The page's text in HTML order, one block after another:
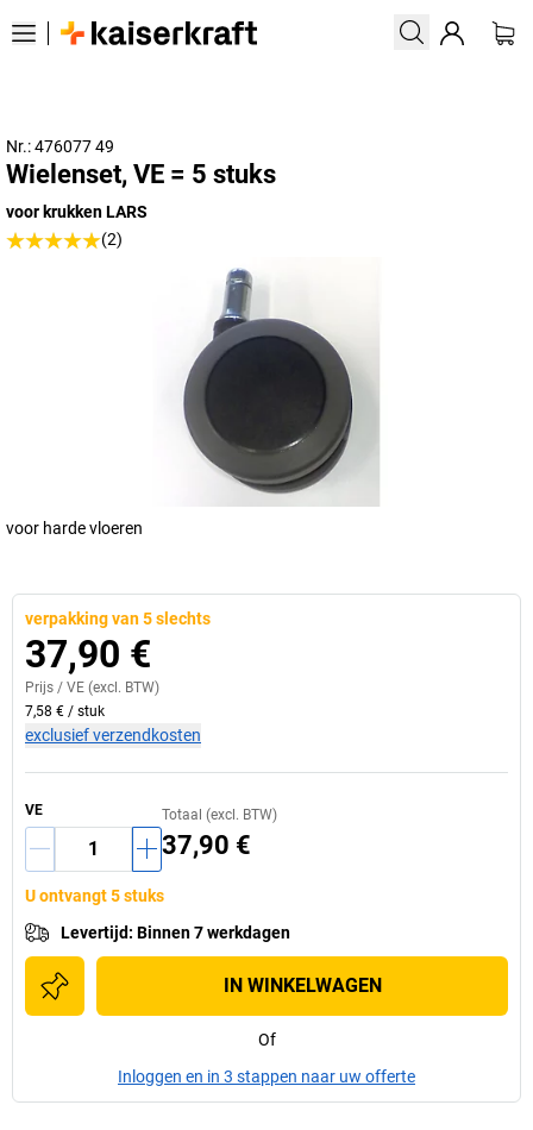
Nr.: 476077 49
Wielenset, VE = 5 stuks
voor krukken LARS
(2)
voor harde vloeren
verpakking van 5 slechts
37,90 €
Prijs / VE (excl. BTW)
7,58 € / stuk
exclusief verzendkosten
VE Totaal (excl. BTW)
37,90 €
U ontvangt 5 stuks
Levertijd: Binnen 7 werkdagen
IN WINKELWAGEN
Of
Inloggen en in 3 stappen naar uw offerte